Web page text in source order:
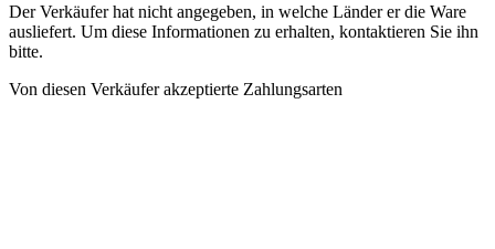
Der Verkäufer hat nicht angegeben, in welche Länder er die Ware
ausliefert. Um diese Informationen zu erhalten, kontaktieren Sie ihn
bitte.
Von diesen Verkäufer akzeptierte Zahlungsarten